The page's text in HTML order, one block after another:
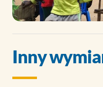
Inny